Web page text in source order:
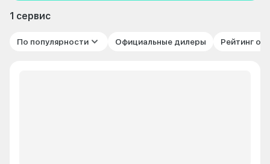
1 сервис
По популярности Официальные дилеры Рейтинг